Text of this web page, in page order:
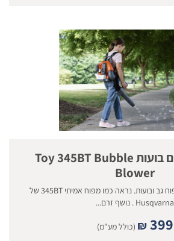
מפוח גב ילדים בועות Toy 345BT Bubble
Blower
צעצוע עם צליל של מפוח גב ובועות. נראה כמו מפוח אמיתי 345BT של
Husqvarna . נושף זרם...
₪ 399
(כולל מע"מ)